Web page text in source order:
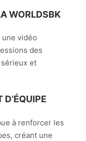
WORLDSBK
une vidéo
des
et
D’ÉQUIPE
à renforcer les
créant une